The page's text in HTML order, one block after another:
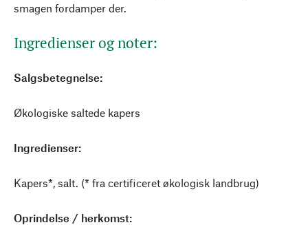
smagen fordamper der.
Ingredienser og noter:
Salgsbetegnelse:
Økologiske saltede kapers
Ingredienser:
Kapers*, salt. (* fra certificeret økologisk landbrug)
Oprindelse / herkomst: